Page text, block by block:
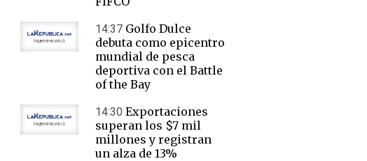
14:37 Golfo Dulce
debuta como epicentro
mundial de pesca
deportiva con el Battle
of the Bay
14:30 Exportaciones
superan los $7 mil
millones y registran
un alza de 13%